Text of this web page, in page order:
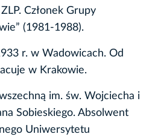
Członek Grupy
(1981-1988).
r. w Wadowicach. Od
w Krakowie.
im. św. Wojciecha i
Sobieskiego. Absolwent
Uniwersytetu